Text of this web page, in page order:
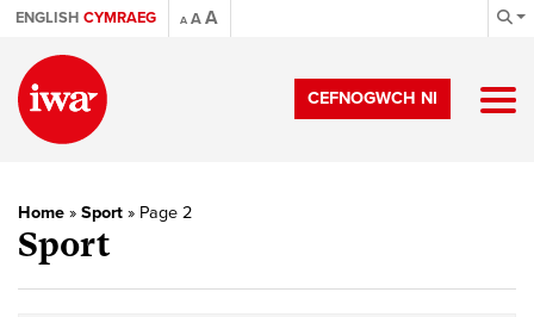
ENGLISH CYMRAEG A AA
CEFNOGWCH NI
Home » Sport » Page 2
Sport